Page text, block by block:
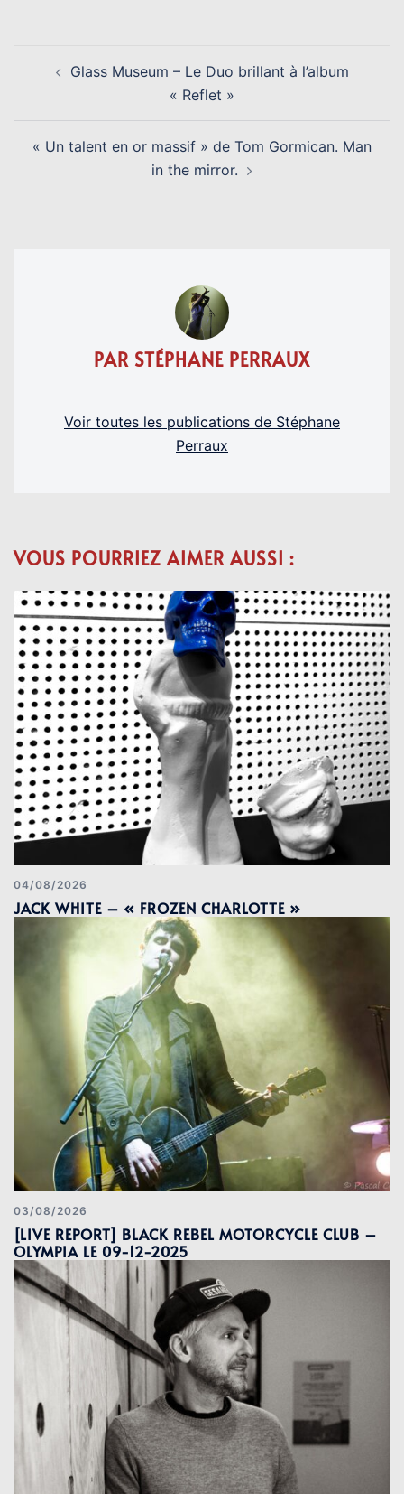
D’ARTICLEGlass Museum – Le Duo brillant à l’album
« Reflet »
« Un talent en or massif » de Tom Gormican. Man
in the mirror.
PAR STÉPHANE PERRAUX
Voir toutes les publications de Stéphane
Perraux
VOUS POURRIEZ AIMER AUSSI :
04/08/2026
JACK WHITE – « FROZEN CHARLOTTE »
03/08/2026
[LIVE REPORT] BLACK REBEL MOTORCYCLE CLUB –
OLYMPIA LE 09-12-2025